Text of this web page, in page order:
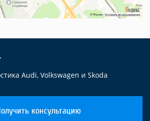
Audi, Volkswagen и Skoda
консультацию